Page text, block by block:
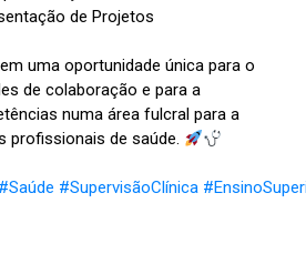
de Projetos
uma oportunidade única para o
de colaboração e para a
numa área fulcral para a
de saúde.
#Saúde #SupervisãoClínica